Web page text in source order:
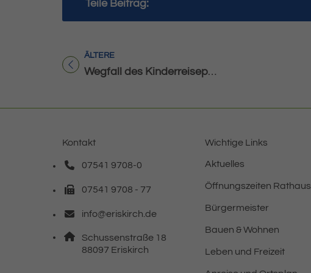
Teile Beitrag:
ÄLTERE
Titel für Beitrag
Wegfall des Kinderreisepasses zum 01.01.2024
Kontakt
07541 9708-0
Telefonnummer: 0 7 5 4 1 9 7 0 8 0
07541 9708 - 77
Faxnummer: 0 7 5 4 1 9 7 0 8 7 7
info@eriskirch.de
E-Mail Adresse: info@eriskirch.de
Adresse:
Schussenstraße 18
88097 , 8 8 0 9 7
Eriskirch
Wichtige Links
Aktuelles
Öffnungszeiten Rathaus
Bürgermeister
Bauen & Wohnen
Leben und Freizeit